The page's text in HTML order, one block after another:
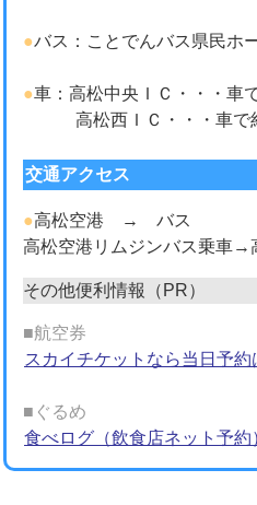
●バス：ことでんバス県民ホ
●車：高松中央ＩＣ・・・車
高松西ＩＣ・・・車で
交通アクセス
●高松空港 → バス
高松空港リムジンバス乗車
その他便利情報（PR）
■航空券
スカイチケットなら当日予約
■ぐるめ
食べログ（飲食店ネット予約